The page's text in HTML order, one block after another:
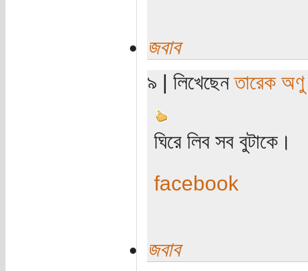
জবাব
৯ | লিখেছেনতারেক অণু
ঘিরে লিব সব বুটাকে।
facebook
জবাব